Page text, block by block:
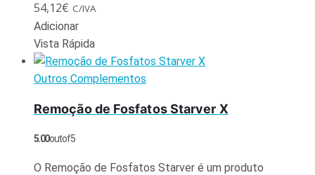
54,12€ C/IVA
Adicionar
Vista Rápida
Outros Complementos
Remoção de Fosfatos Starver X
5.00out of 5
O Remoção de Fosfatos Starver é um produto